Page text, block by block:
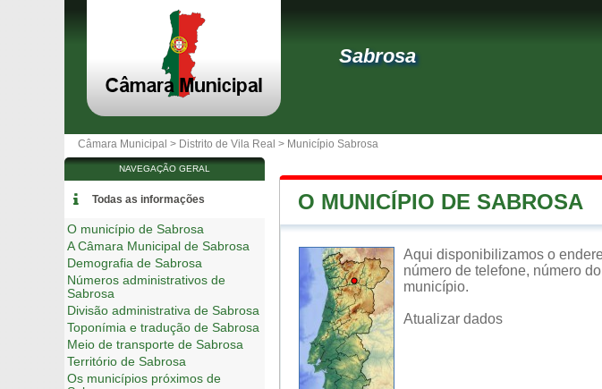
Sabrosa
Câmara Municipal > Distrito de Vila Real > Município Sabrosa
O MUNICÍPIO DE SABROSA
Aqui disponibilizamos o
número de telefone, número
município.
Atualizar dados
NAVEGAÇÃO GERAL
Todas as informações
O município de Sabrosa
A Câmara Municipal de Sabrosa
Demografia de Sabrosa
Números administrativos de
Sabrosa
Divisão administrativa de Sabrosa
Toponímia e tradução de Sabrosa
Meio de transporte de Sabrosa
Território de Sabrosa
Os municípios próximos de